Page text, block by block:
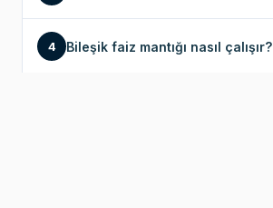
4 Bileşik faiz mantığı nasıl çalışır?